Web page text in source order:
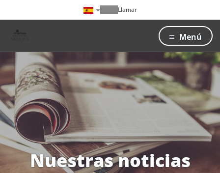
Llamar
Menú
Nuestras noticias